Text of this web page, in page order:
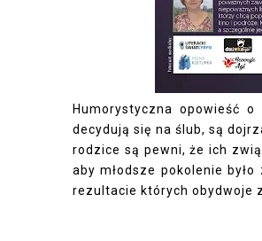
Humorystyczna opowieść
decydują się na ślub, są
rodzice są pewni, że ich
aby młodsze pokolenie
rezultacie których obydwoje